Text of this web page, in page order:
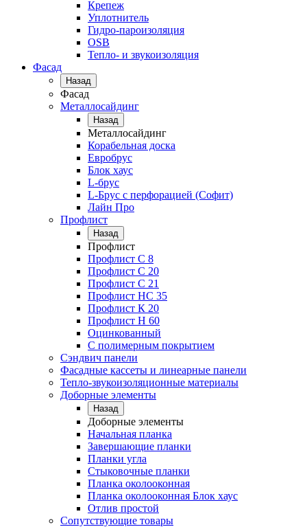
Крепеж
Уплотнитель
Гидро-пароизоляция
OSB
Тепло- и звукоизоляция
Фасад
Назад
Фасад
Металлосайдинг
Назад
Металлосайдинг
Корабельная доска
Евробрус
Блок хаус
L-брус
L-Брус с перфорацией (Софит)
Лайн Про
Профлист
Назад
Профлист
Профлист С 8
Профлист С 20
Профлист C 21
Профлист НС 35
Профлист К 20
Профлист Н 60
Оцинкованный
С полимерным покрытием
Сэндвич панели
Фасадные кассеты и линеарные панели
Тепло-звукоизоляционные материалы
Доборные элементы
Назад
Доборные элементы
Начальная планка
Завершающие планки
Планки угла
Стыковочные планки
Планка околооконная
Планка околооконная Блок хаус
Отлив простой
Сопутствующие товары